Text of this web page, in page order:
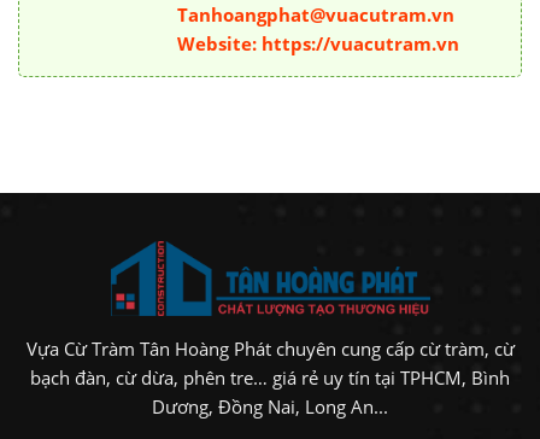
Tanhoangphat@vuacutram.vn
Website: https://vuacutram.vn
Vựa Cừ Tràm Tân Hoàng Phát chuyên cung cấp cừ tràm, cừ
bạch đàn, cừ dừa, phên tre… giá rẻ uy tín tại TPHCM, Bình
Dương, Đồng Nai, Long An...